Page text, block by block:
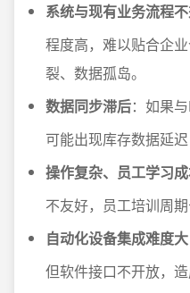
系统与现有业务流程
程度高，难以贴合企
裂、数据孤岛。
数据同步滞后：如果
可能出现库存数据延
操作复杂、员工学习
不友好，员工培训周
自动化设备集成难度大
但软件接口不开放，